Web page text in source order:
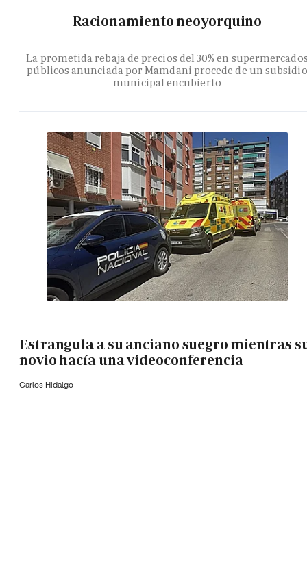
Racionamiento neoyorquino
La prometida rebaja de precios del 30% en
públicos anunciada por Mamdani procede de un subsidio
municipal encubierto
Estrangula a su anciano suegro mientras
novio hacía una videoconferencia
Carlos Hidalgo